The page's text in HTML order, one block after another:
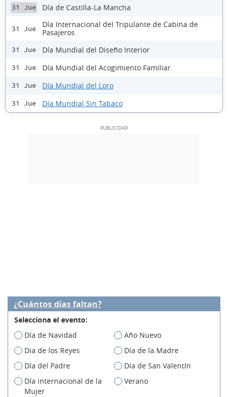
31 Jue Día de Castilla-La Mancha
31 Jue
Día Internacional del Tripulante de Cabina de
Pasajeros
31 Jue Día Mundial del Diseño Interior
31 Jue Día Mundial del Acogimiento Familiar
31 Jue Día Mundial del Loro
31 Jue Día Mundial Sin Tabaco
¿Cuántos días faltan?
Selecciona el evento:
Día de Navidad
Año Nuevo
Dia de los Reyes
Día de la Madre
Día del Padre
Día de San Valentín
Día internacional de la
Mujer
Verano